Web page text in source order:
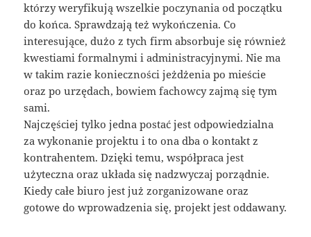
którzy weryfikują wszelkie poczynania od początku
do końca. Sprawdzają też wykończenia. Co
interesujące, dużo z tych firm absorbuje się również
kwestiami formalnymi i administracyjnymi. Nie ma
w takim razie konieczności jeżdżenia po mieście
oraz po urzędach, bowiem fachowcy zajmą się tym
sami.
Najczęściej tylko jedna postać jest odpowiedzialna
za wykonanie projektu i to ona dba o kontakt z
kontrahentem. Dzięki temu, współpraca jest
użyteczna oraz układa się nadzwyczaj porządnie.
Kiedy całe biuro jest już zorganizowane oraz
gotowe do wprowadzenia się, projekt jest oddawany.